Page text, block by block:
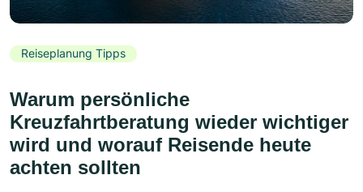
Reiseplanung Tipps
Warum persönliche
Kreuzfahrtberatung wieder wichtiger
wird und worauf Reisende heute
achten sollten